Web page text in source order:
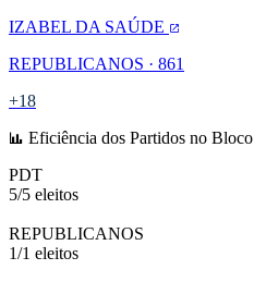
IZABEL DA SAÚDE
REPUBLICANOS · 861
+18
Eficiência dos Partidos no Bloco
PDT
5/5 eleitos
REPUBLICANOS
1/1 eleitos